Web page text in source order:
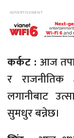
कर्कट : आज
र राजनीतिक
लगानीबाट
सुमधुर बन्नेछ।